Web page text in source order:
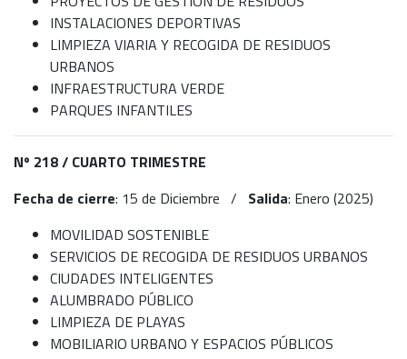
INSTALACIONES DEPORTIVAS
LIMPIEZA VIARIA Y RECOGIDA DE RESIDUOS
URBANOS
INFRAESTRUCTURA VERDE
PARQUES INFANTILES
Nº 218 / CUARTO TRIMESTRE
Fecha de cierre: 15 de Diciembre / Salida: Enero (2025)
MOVILIDAD SOSTENIBLE
SERVICIOS DE RECOGIDA DE RESIDUOS URBANOS
CIUDADES INTELIGENTES
ALUMBRADO PÚBLICO
LIMPIEZA DE PLAYAS
MOBILIARIO URBANO Y ESPACIOS PÚBLICOS